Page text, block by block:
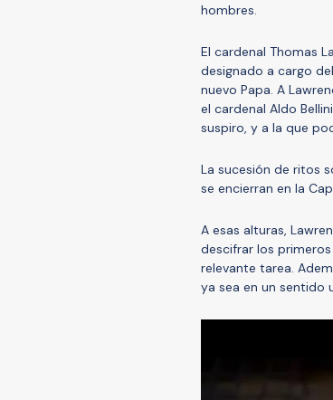
hombres.
El cardenal Thomas
designado a cargo
nuevo Papa. A
el cardenal Aldo
suspiro, y a la que
La sucesión de ritos
se encierran en la
A esas alturas,
descifrar los
relevante tarea.
ya sea en un sentido